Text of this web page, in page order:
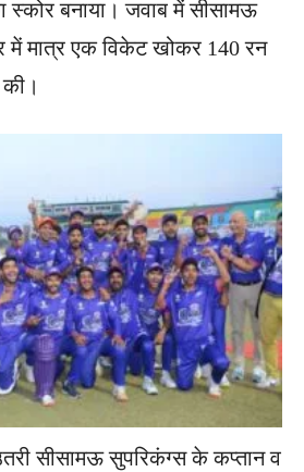
स्कोर बनाया। जवाब में सीसामऊ
मात्र एक विकेट खोकर 140 रन
सीसामऊ सुपरिकंग्स के कप्तान व